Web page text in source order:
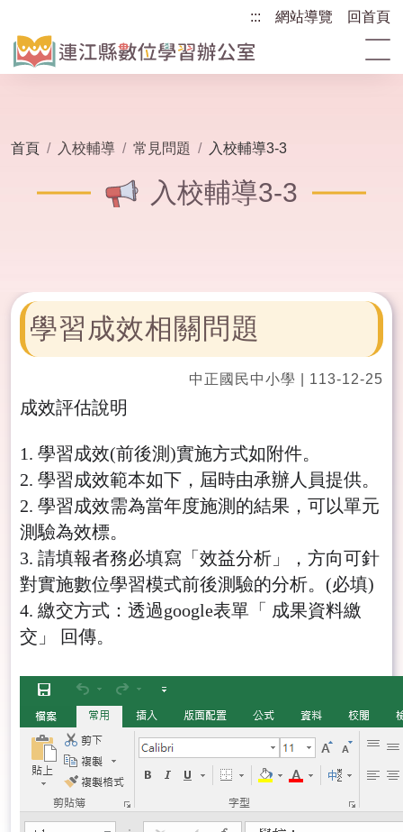
要
::: 網站導覽 回首頁
首頁 入校輔導 常見問題 入校輔導3-3
入校輔導3-3
學習成效相關問題
中正國民中小學 | 113-12-25
成效評估說明
1. 學習成效(前後測)實施方式如附件。
2. 學習成效範本如下，屆時由承辦人員提供。
2. 學習成效需為當年度施測的結果，可以單元
測驗為效標。
3. 請填報者務必填寫「效益分析」，方向可針
對實施數位學習模式前後測驗的分析。(必填)
4. 繳交方式：透過google表單「 成果資料繳
交」 回傳。